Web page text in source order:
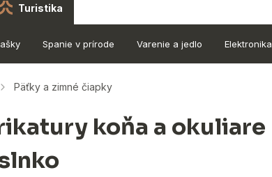
Turistika
Spanie v prírode Varenie a jedlo Elektronika
Päťky a zimné čiapky
koňa a okuliare